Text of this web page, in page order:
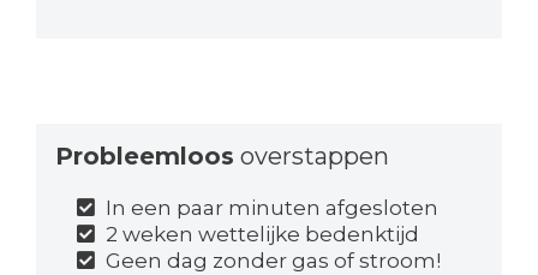
Probleemloos overstappen
In een paar minuten afgesloten
2 weken wettelijke bedenktijd
Geen dag zonder gas of stroom!